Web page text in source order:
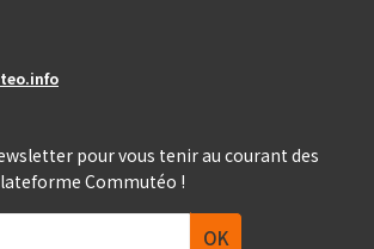
pour vous tenir au courant des
Commutéo !